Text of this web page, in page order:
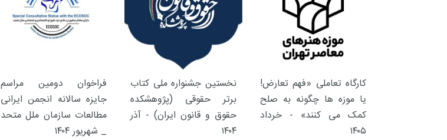
کارگاه تعاملی «فهم تعارض!
یا موزه ها چگونه به صلح
کمک می کنند» - خرداد
۱۴۰۵
نخستین جشنواره ملی کتاب
برتر حقوقی (پژوهشکده
حقوق و قانون ایران) - آذر
۱۴۰۴
فراخوان دومین مراسم
جایزه سالانه انجمن ایرانی
مطالعات سازمان ملل متحد
_ شهریور ۱۴۰۴